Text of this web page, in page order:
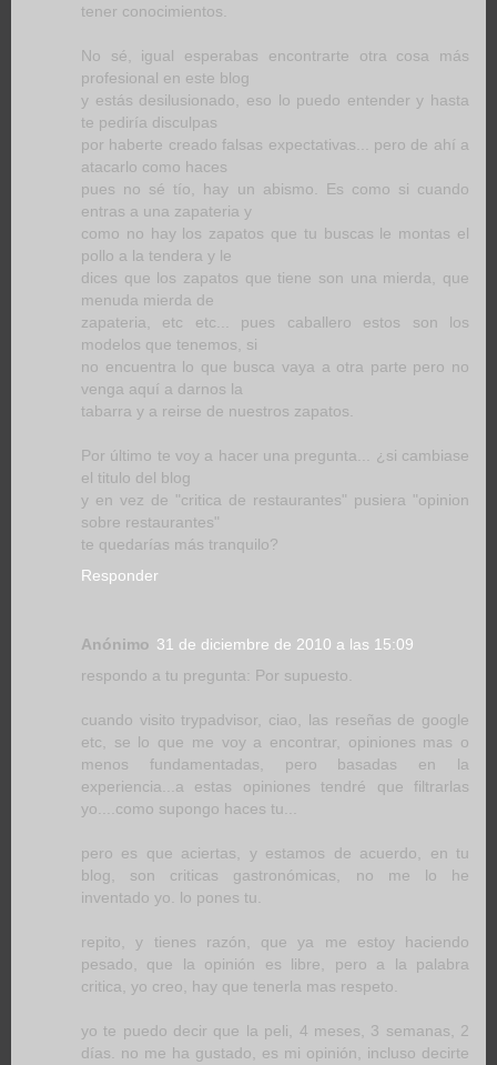
tener conocimientos.
No sé, igual esperabas encontrarte otra cosa más
profesional en este blog
y estás desilusionado, eso lo puedo entender y hasta
te pediría disculpas
por haberte creado falsas expectativas... pero de ahí a
atacarlo como haces
pues no sé tío, hay un abismo. Es como si cuando
entras a una zapateria y
como no hay los zapatos que tu buscas le montas el
pollo a la tendera y le
dices que los zapatos que tiene son una mierda, que
menuda mierda de
zapateria, etc etc... pues caballero estos son los
modelos que tenemos, si
no encuentra lo que busca vaya a otra parte pero no
venga aquí a darnos la
tabarra y a reirse de nuestros zapatos.
Por último te voy a hacer una pregunta... ¿si cambiase
el titulo del blog
y en vez de "critica de restaurantes" pusiera "opinion
sobre restaurantes"
te quedarías más tranquilo?
Responder
Anónimo 31 de diciembre de 2010 a las 15:09
respondo a tu pregunta: Por supuesto.
cuando visito trypadvisor, ciao, las reseñas de google
etc, se lo que me voy a encontrar, opiniones mas o
menos fundamentadas, pero basadas en la
experiencia...a estas opiniones tendré que filtrarlas
yo....como supongo haces tu...
pero es que aciertas, y estamos de acuerdo, en tu
blog, son criticas gastronómicas, no me lo he
inventado yo. lo pones tu.
repito, y tienes razón, que ya me estoy haciendo
pesado, que la opinión es libre, pero a la palabra
critica, yo creo, hay que tenerla mas respeto.
yo te puedo decir que la peli, 4 meses, 3 semanas, 2
días. no me ha gustado, es mi opinión, incluso decirte